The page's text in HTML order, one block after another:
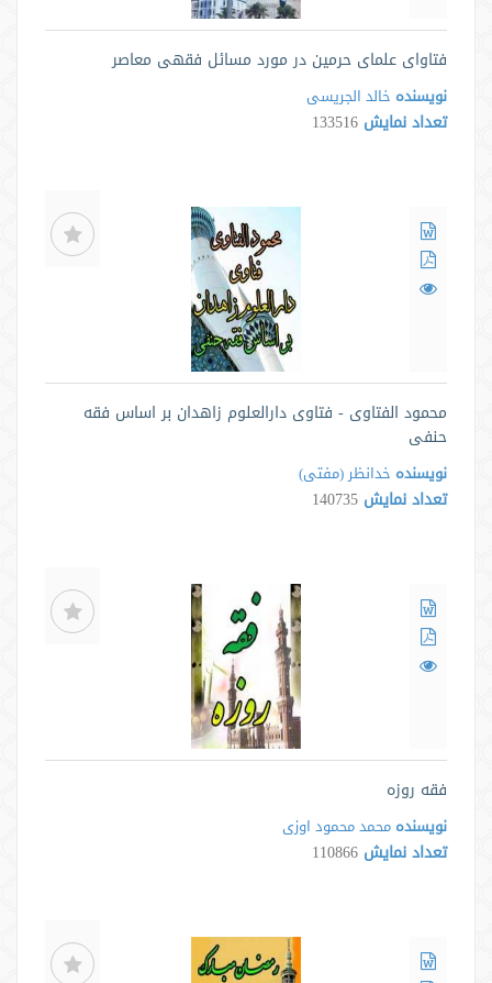
فتاوای علمای حرمین در مورد مسائل فقهی معاصر
نویسنده خالد الجریسی
تعداد نمایش 133516
محمود الفتاوی - فتاوی دارالعلوم زاهدان بر اساس فقه
حنفی
نویسنده خدانظر (مفتی)
تعداد نمایش 140735
فقه روزه
نویسنده محمد محمود اوزی
تعداد نمایش 110866